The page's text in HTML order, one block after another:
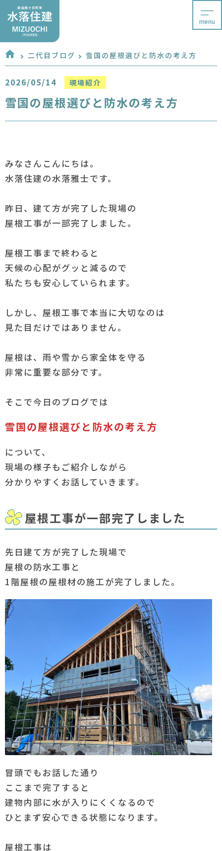
menu
二代目ブログ 雪国の屋根選びと防水の考え方
2026/05/14 現場紹介
雪国の屋根選びと防水の考え方
みなさんこんにちは。
水落住建の水落雅士です。
昨日、建て方が完了した現場の
屋根工事が一部完了しました。
屋根工事まで終わると
天候の心配がグッと減るので
私たちも安心していられます。
しかし、屋根工事で本当に大切なのは
見た目だけではありません。
屋根は、雨や雪から家全体を守る
非常に重要な部分です。
そこで今日のブログでは
雪国の屋根選びと防水の考え方
について、
現場の様子もご紹介しながら
分かりやすくお話していきます。
屋根工事が一部完了しました
先日建て方が完了した現場で
屋根の防水工事と
1階屋根の屋根材の施工が完了しました。
冒頭でもお話した通り
ここまで完了すると
建物内部に水が入りにくくなるので
ひとまず安心できる状態になります。
屋根工事は